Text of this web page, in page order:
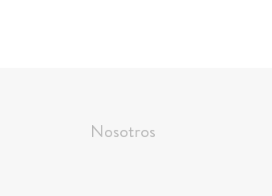
Nosotros